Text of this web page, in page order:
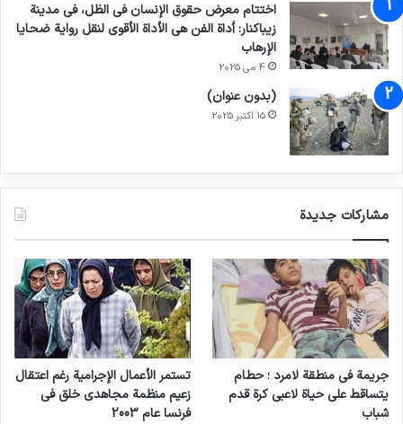
تقوم بعض الدول، بما في ذلك بريطانيا وأستراليا،
بمراجعة أداء قواتها خلال الحرب في أفغانستان،
حيث يعد التحقيق في مزاعم جرائم الحرب جزءًا من
هذه المراجعات.
اختتام معرض حقوق الإنسان في الظل، في مدينة
زيباكنار: أداة الفن هي الأداة الأقوى لنقل رواية ضحايا
الإرهاب
4 می 2025
(بدون عنوان)
15 اکتبر 2025
مشاركات جديدة
جريمة في منطقة لامرد ؛ حطام
يتساقط على حياة لاعبي كرة قدم
شباب
تستمر الأعمال الإجرامية رغم اعتقال
زعيم منظمة مجاهدي خلق في
فرنسا عام 2003